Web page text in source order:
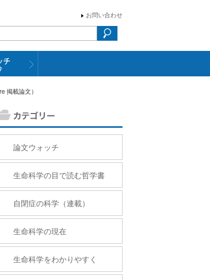
お問い合わせ
掲載論文）
論文ウォッチ
生命科学の目で読む哲学書
自閉症の科学（連載）
生命科学の現在
生命科学をわかりやすく